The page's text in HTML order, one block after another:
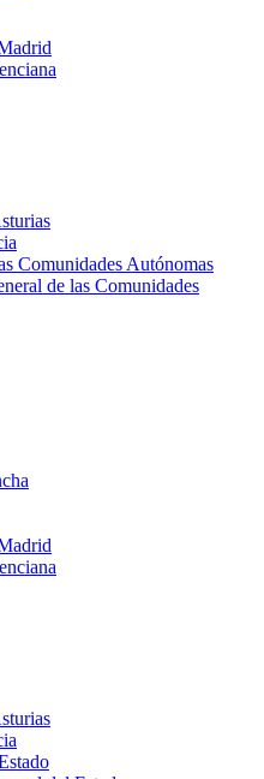
Comunidades Autónomas
de las Comunidades